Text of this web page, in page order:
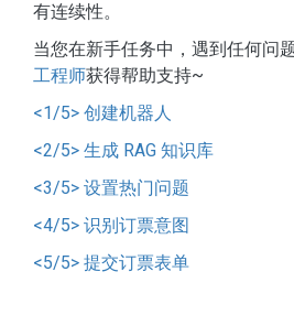
有连续性。
当您在新手任务中，遇到任何问
工程师获得帮助支持~
<1/5> 创建机器人
<2/5> 生成 RAG 知识库
<3/5> 设置热门问题
<4/5> 识别订票意图
<5/5> 提交订票表单